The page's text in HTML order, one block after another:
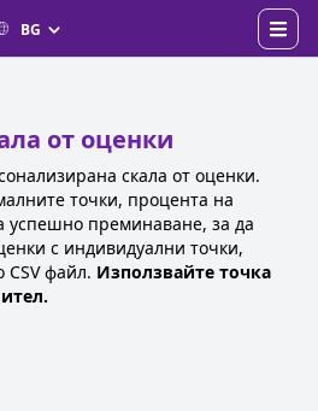
от оценки
скала от оценки.
точки, процента на
успешно преминаване, за да
с индивидуални точки,
CSV файл. Използвайте точка